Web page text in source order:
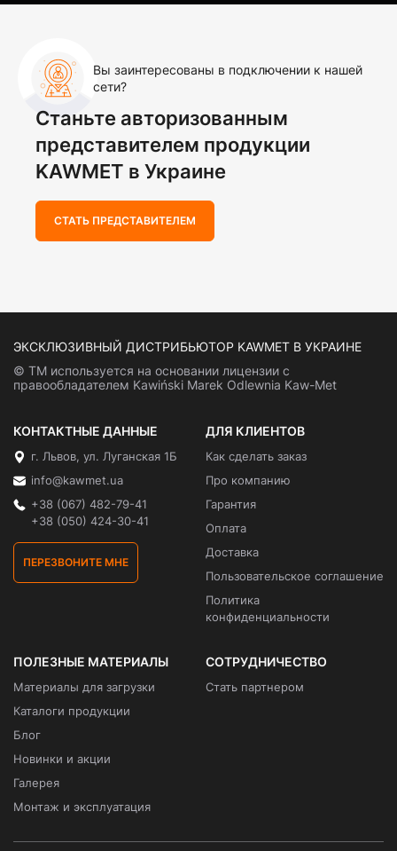
Вы заинтересованы в подключении к нашей
сети?
Станьте авторизованным
представителем продукции
KAWMET в Украине
СТАТЬ ПРЕДСТАВИТЕЛЕМ
ЭКСКЛЮЗИВНЫЙ ДИСТРИБЬЮТОР KAWMET В УКРАИНЕ
© ТМ используется на основании лицензии с
правообладателем Kawiński Marek Odlewnia Kaw-Met
КОНТАКТНЫЕ ДАННЫЕ
г. Львов, ул. Луганская 1Б
info@kawmet.ua
+38 (067) 482-79-41
+38 (050) 424-30-41
ПЕРЕЗВОНИТЕ МНЕ
ДЛЯ КЛИЕНТОВ
Как сделать заказ
Про компанию
Гарантия
Оплата
Доставка
Пользовательское соглашение
Политика
конфиденциальности
ПОЛЕЗНЫЕ МАТЕРИАЛЫ
Материалы для загрузки
Каталоги продукции
Блог
Новинки и акции
Галерея
Монтаж и эксплуатация
СОТРУДНИЧЕСТВО
Стать партнером